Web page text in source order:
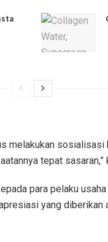
melakukan
tepat sasaran,”
para pelaku
yang